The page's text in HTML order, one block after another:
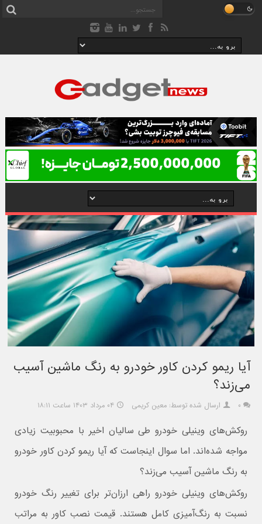
آیا ریمو کردن کاور خودرو به رنگ ماشین آسیب
می‌زند؟
۰ ارسال شده توسط: معین کریمی ۰۴ مرداد ۱۴۰۳ ساعت ۱۸:۱۱
روکش‌های وینیلی خودرو طی سالیان اخیر با محبوبیت زیادی
مواجه شده‌اند. اما سوال اینجاست که آیا ریمو کردن کاور خودرو
به رنگ ماشین آسیب می‌زند؟
روکش‌های وینیلی خودرو راهی ارزان‌تر برای تغییر رنگ خودرو
نسبت به رنگ‌آمیزی کامل هستند. قیمت نصب کاور به مراتب